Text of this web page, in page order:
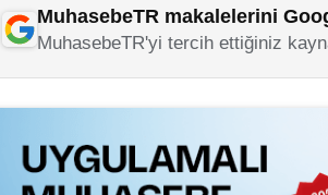
MuhasebeTR makalelerini
MuhasebeTR'yi tercih ettiğiniz